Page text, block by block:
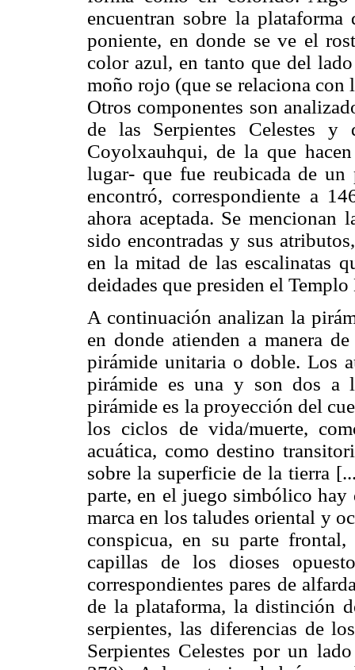
encuentran sobre la
poniente, en donde se ve el
color azul, en tanto que del
moño rojo (que se relaciona
Otros componentes son
de las Serpientes Celestes y
Coyolxauhqui, de la que
lugar- que fue reubicada de
encontró, correspondiente a
ahora aceptada. Se
sido encontradas y sus
en la mitad de las escalinatas
deidades que presiden el
A continuación analizan la
en donde atienden a manera
pirámide unitaria o doble. Los
pirámide es una y son dos
pirámide es la proyección del
los ciclos de vida/muerte,
acuática, como destino
sobre la superficie de la tierra
parte, en el juego simbólico hay
marca en los taludes oriental y
conspicua, en su parte
capillas de los dioses
correspondientes pares de
de la plataforma, la distinción
serpientes, las diferencias de
Serpientes Celestes por un